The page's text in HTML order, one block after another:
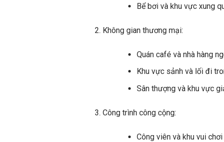
Bể bơi và khu vực xung
Không gian thương mại:
Quán café và nhà hàng
Khu vực sảnh và lối đi
Sân thượng và khu vực
Công trình công cộng:
Công viên và khu vui chơi